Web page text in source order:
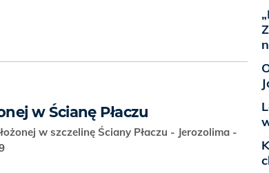
w Ścianę Płaczu
w szczelinę Ściany Płaczu - Jerozolima -